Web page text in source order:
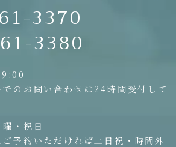
3370
3380
のお問い合わせは24時間受付して
・祝日
予約いただければ土日祝・時間外